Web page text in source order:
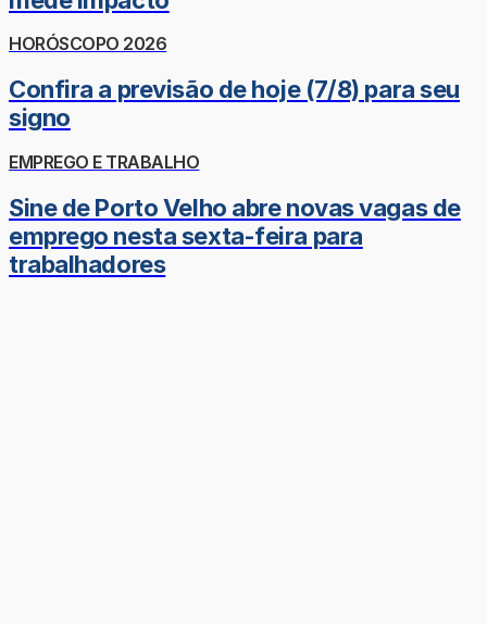
HORÓSCOPO 2026
Confira a previsão de hoje (7/8) para seu
signo
EMPREGO E TRABALHO
Sine de Porto Velho abre novas vagas de
emprego nesta sexta-feira para
trabalhadores